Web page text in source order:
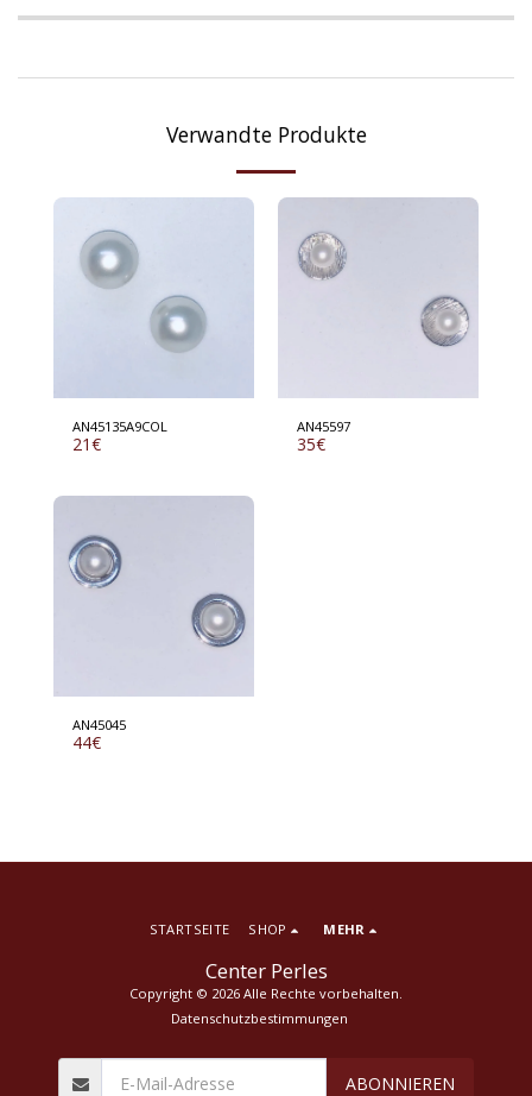
Verwandte Produkte
AN45135A9COL
21€
AN45597
35€
AN45045
44€
Center Perles
Copyright © 2026 Alle Rechte vorbehalten.
Datenschutzbestimmungen
STARTSEITE SHOP MEHR
ABONNIEREN